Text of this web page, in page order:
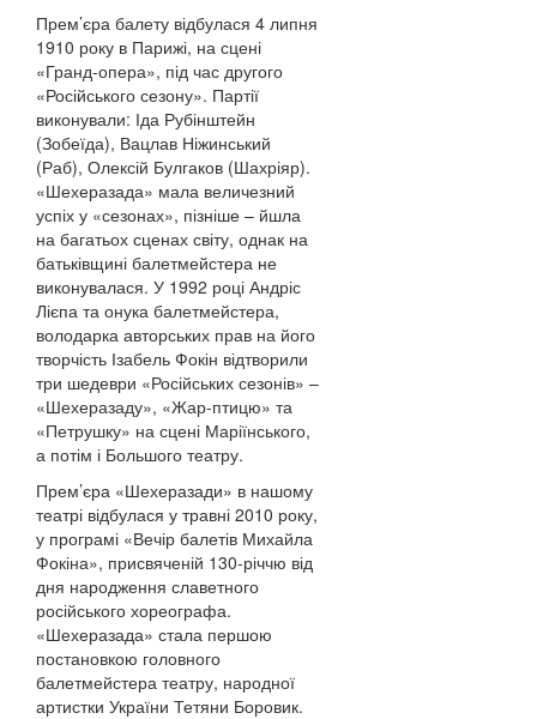
Прем’єра балету відбулася 4 липня
1910 року в Парижі, на сцені
«Гранд-опера», під час другого
«Російського сезону». Партії
виконували: Іда Рубінштейн
(Зобеїда), Вацлав Ніжинський
(Раб), Олексій Булгаков (Шахріяр).
«Шехеразада» мала величезний
успіх у «сезонах», пізніше – йшла
на багатьох сценах світу, однак на
батьківщині балетмейстера не
виконувалася. У 1992 році Андріс
Лієпа та онука балетмейстера,
володарка авторських прав на його
творчість Ізабель Фокін відтворили
три шедеври «Російських сезонів» –
«Шехеразаду», «Жар-птицю» та
«Петрушку» на сцені Маріїнського,
а потім і Большого театру.
Прем’єра «Шехеразади» в нашому
театрі відбулася у травні 2010 року,
у програмі «Вечір балетів Михайла
Фокіна», присвяченій 130-річчю від
дня народження славетного
російського хореографа.
«Шехеразада» стала першою
постановкою головного
балетмейстера театру, народної
артистки України Тетяни Боровик.